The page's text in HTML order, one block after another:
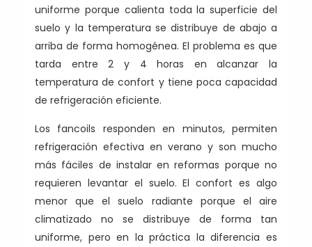
uniforme porque calienta toda la superficie del
suelo y la temperatura se distribuye de abajo a
arriba de forma homogénea. El problema es que
tarda entre 2 y 4 horas en alcanzar la
temperatura de confort y tiene poca capacidad
de refrigeración eficiente.
Los fancoils responden en minutos, permiten
refrigeración efectiva en verano y son mucho
más fáciles de instalar en reformas porque no
requieren levantar el suelo. El confort es algo
menor que el suelo radiante porque el aire
climatizado no se distribuye de forma tan
uniforme, pero en la práctica la diferencia es